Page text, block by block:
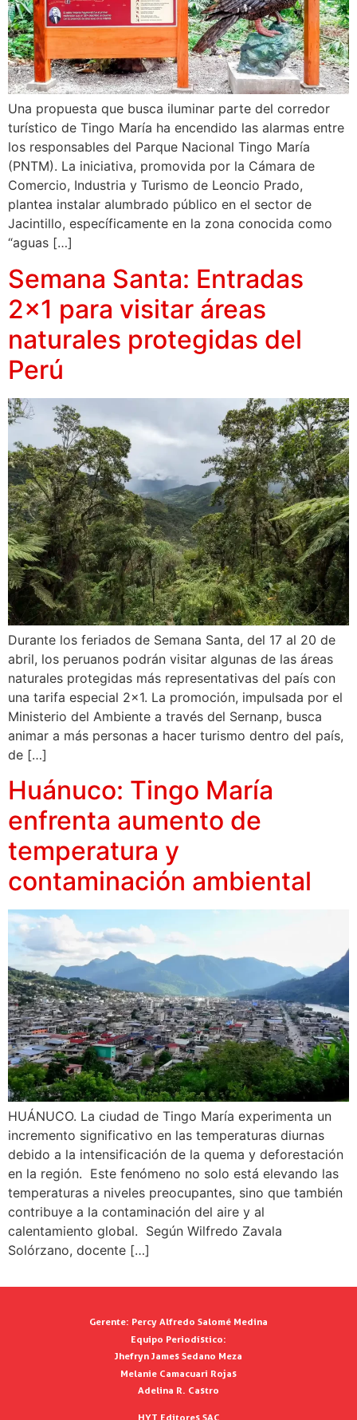
Una propuesta que busca iluminar parte del corredor
turístico de Tingo María ha encendido las alarmas entre
los responsables del Parque Nacional Tingo María
(PNTM). La iniciativa, promovida por la Cámara de
Comercio, Industria y Turismo de Leoncio Prado,
plantea instalar alumbrado público en el sector de
Jacintillo, específicamente en la zona conocida como
“aguas […]
Semana Santa: Entradas
2×1 para visitar áreas
naturales protegidas del
Perú
Durante los feriados de Semana Santa, del 17 al 20 de
abril, los peruanos podrán visitar algunas de las áreas
naturales protegidas más representativas del país con
una tarifa especial 2×1. La promoción, impulsada por el
Ministerio del Ambiente a través del Sernanp, busca
animar a más personas a hacer turismo dentro del país,
de […]
Huánuco: Tingo María
enfrenta aumento de
temperatura y
contaminación ambiental
HUÁNUCO. La ciudad de Tingo María experimenta un
incremento significativo en las temperaturas diurnas
debido a la intensificación de la quema y deforestación
en la región. Este fenómeno no solo está elevando las
temperaturas a niveles preocupantes, sino que también
contribuye a la contaminación del aire y al
calentamiento global. Según Wilfredo Zavala
Solórzano, docente […]
Gerente: Percy Alfredo Salomé Medina
Equipo Periodístico:
Jhefryn James Sedano Meza
Melanie Camacuari Rojas
Adelina R. Castro
HYT Editores SAC